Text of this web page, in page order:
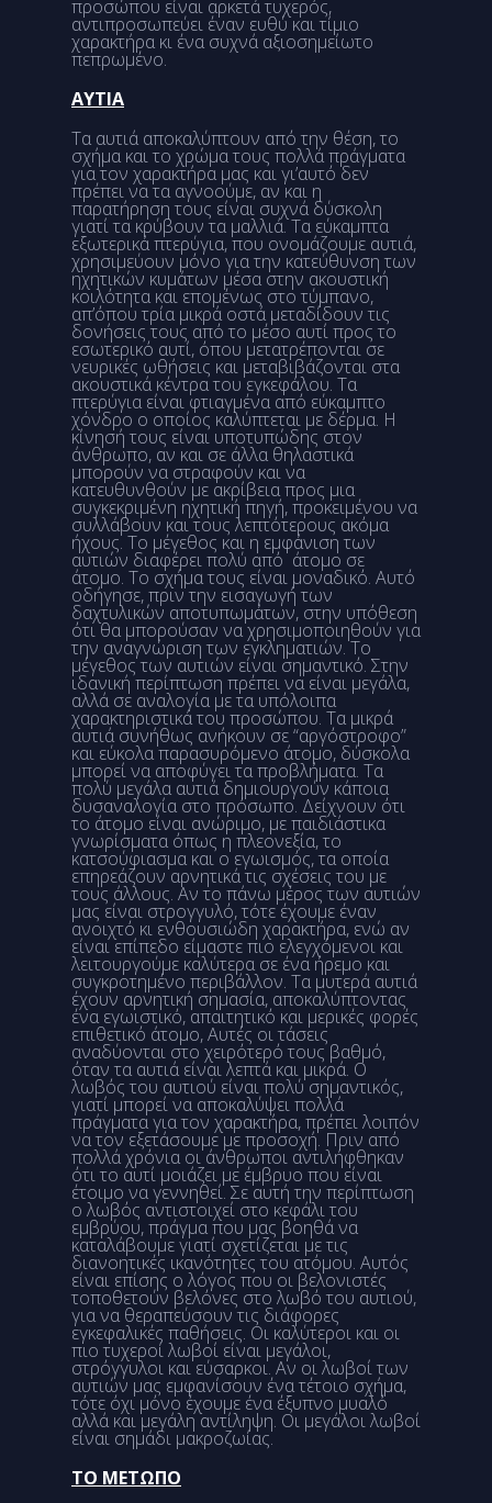
προσώπου είναι αρκετά τυχερός,
αντιπροσωπεύει έναν ευθύ και τίμιο
χαρακτήρα κι ένα συχνά αξιοσημείωτο
πεπρωμένο.
ΑΥΤΙΑ
Τα αυτιά αποκαλύπτουν από την θέση, το
σχήμα και το χρώμα τους πολλά πράγματα
για τον χαρακτήρα μας και γι’αυτό δεν
πρέπει να τα αγνοούμε, αν και η
παρατήρηση τους είναι συχνά δύσκολη
γιατί τα κρύβουν τα μαλλιά. Τα εύκαμπτα
εξωτερικά πτερύγια, που ονομάζουμε αυτιά,
χρησιμεύουν μόνο για την κατεύθυνση των
ηχητικών κυμάτων μέσα στην ακουστική
κοιλότητα και επομένως στο τύμπανο,
απ’όπου τρία μικρά οστά μεταδίδουν τις
δονήσεις τους από το μέσο αυτί προς το
εσωτερικό αυτί, όπου μετατρέπονται σε
νευρικές ωθήσεις και μεταβιβάζονται στα
ακουστικά κέντρα του εγκεφάλου. Τα
πτερύγια είναι φτιαγμένα από εύκαμπτο
χόνδρο ο οποίος καλύπτεται με δέρμα. Η
κίνησή τους είναι υποτυπώδης στον
άνθρωπο, αν και σε άλλα θηλαστικά
μπορούν να στραφούν και να
κατευθυνθούν με ακρίβεια προς μια
συγκεκριμένη ηχητική πηγή, προκειμένου να
συλλάβουν και τους λεπτότερους ακόμα
ήχους. Το μέγεθος και η εμφάνιση των
αυτιών διαφέρει πολύ από άτομο σε
άτομο. Το σχήμα τους είναι μοναδικό. Αυτό
οδήγησε, πριν την εισαγωγή των
δαχτυλικών αποτυπωμάτων, στην υπόθεση
ότι θα μπορούσαν να χρησιμοποιηθούν για
την αναγνώριση των εγκληματιών. Το
μέγεθος των αυτιών είναι σημαντικό. Στην
ιδανική περίπτωση πρέπει να είναι μεγάλα,
αλλά σε αναλογία με τα υπόλοιπα
χαρακτηριστικά του προσώπου. Τα μικρά
αυτιά συνήθως ανήκουν σε “αργόστροφο”
και εύκολα παρασυρόμενο άτομο, δύσκολα
μπορεί να αποφύγει τα προβλήματα. Τα
πολύ μεγάλα αυτιά δημιουργούν κάποια
δυσαναλογία στο πρόσωπο. Δείχνουν ότι
το άτομο είναι ανώριμο, με παιδιάστικα
γνωρίσματα όπως η πλεονεξία, το
κατσούφιασμα και ο εγωισμός, τα οποία
επηρεάζουν αρνητικά τις σχέσεις του με
τους άλλους. Αν το πάνω μέρος των αυτιών
μας είναι στρογγυλό, τότε έχουμε έναν
ανοιχτό κι ενθουσιώδη χαρακτήρα, ενώ αν
είναι επίπεδο είμαστε πιο ελεγχόμενοι και
λειτουργούμε καλύτερα σε ένα ήρεμο και
συγκροτημένο περιβάλλον. Τα μυτερά αυτιά
έχουν αρνητική σημασία, αποκαλύπτοντας
ένα εγωιστικό, απαιτητικό και μερικές φορές
επιθετικό άτομο, Αυτές οι τάσεις
αναδύονται στο χειρότερό τους βαθμό,
όταν τα αυτιά είναι λεπτά και μικρά. Ο
λωβός του αυτιού είναι πολύ σημαντικός,
γιατί μπορεί να αποκαλύψει πολλά
πράγματα για τον χαρακτήρα, πρέπει λοιπόν
να τον εξετάσουμε με προσοχή. Πριν από
πολλά χρόνια οι άνθρωποι αντιλήφθηκαν
ότι το αυτί μοιάζει με έμβρυο που είναι
έτοιμο να γεννηθεί. Σε αυτή την περίπτωση
ο λωβός αντιστοιχεί στο κεφάλι του
εμβρύου, πράγμα που μας βοηθά να
καταλάβουμε γιατί σχετίζεται με τις
διανοητικές ικανότητες του ατόμου. Αυτός
είναι επίσης ο λόγος που οι βελονιστές
τοποθετούν βελόνες στο λωβό του αυτιού,
για να θεραπεύσουν τις διάφορες
εγκεφαλικές παθήσεις. Οι καλύτεροι και οι
πιο τυχεροί λωβοί είναι μεγάλοι,
στρόγγυλοι και εύσαρκοι. Αν οι λωβοί των
αυτιών μας εμφανίσουν ένα τέτοιο σχήμα,
τότε όχι μόνο έχουμε ένα έξυπνο μυαλό
αλλά και μεγάλη αντίληψη. Οι μεγάλοι λωβοί
είναι σημάδι μακροζωίας.
ΤΟ ΜΕΤΩΠΟ